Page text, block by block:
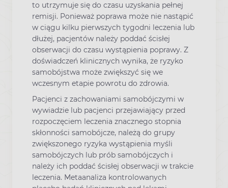
to utrzymuje się do czasu uzyskania pełnej
remisji. Ponieważ poprawa może nie nastąpić
w ciągu kilku pierwszych tygodni leczenia lub
dłużej, pacjentów należy poddać ścisłej
obserwacji do czasu wystąpienia poprawy. Z
doświadczeń klinicznych wynika, że ryzyko
samobójstwa może zwiększyć się we
wczesnym etapie powrotu do zdrowia.
Pacjenci z zachowaniami samobójczymi w
wywiadzie lub pacjenci przejawiający przed
rozpoczęciem leczenia znacznego stopnia
skłonności samobójcze, należą do grupy
zwiększonego ryzyka wystąpienia myśli
samobójczych lub prób samobójczych i
należy ich poddać ścisłej obserwacji w trakcie
leczenia. Metaanaliza kontrolowanych